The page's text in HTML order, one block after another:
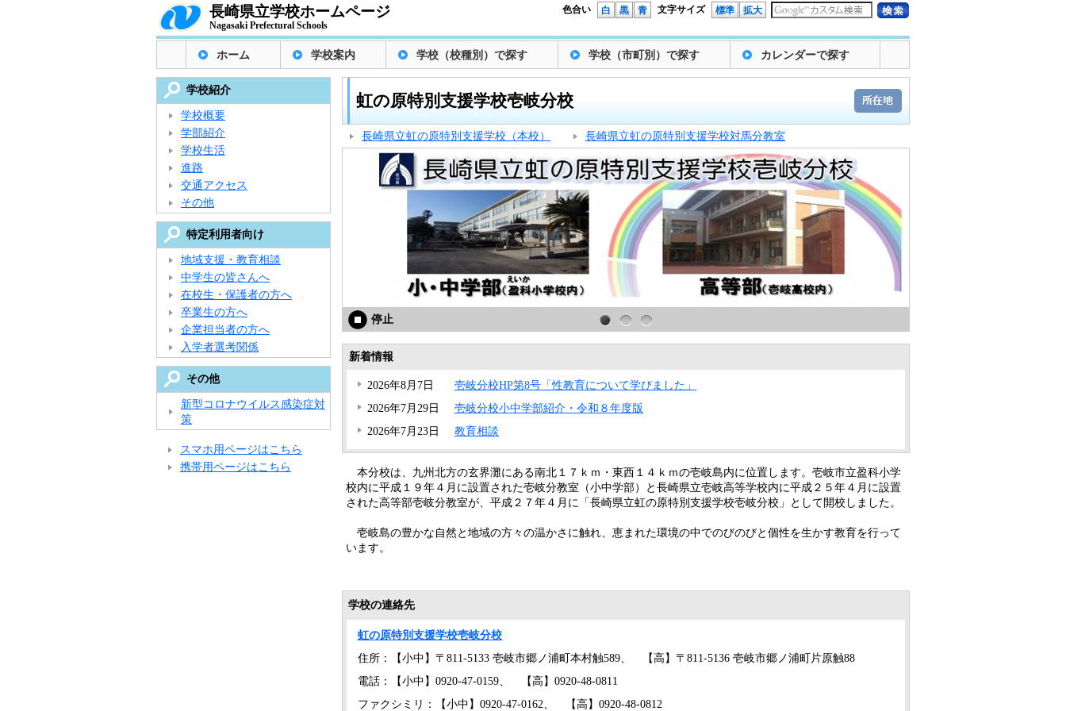
長崎県立学校ホームページ
Nagasaki Prefectural Schools
文字サイズ 標準 拡大
色合い 白 黒 青
ホーム 学校案内 学校（校種別）で探す 学校（市町別）で探す カレンダーで探す
虹の原特別支援学校壱岐分校
長崎県立虹の原特別支援学校（本校） 長崎県立虹の原特別支援学校対馬分教室
停止
新着情報
2026年8月7日
壱岐分校HP第8号「性教育について学びました」
2026年7月29日
壱岐分校小中学部紹介・令和８年度版
2026年7月23日
教育相談
本分校は、九州北方の玄界灘にある南北１７ｋｍ・東西１４ｋｍの壱岐島内に位置します。壱岐市立盈科小学
校内に平成１９年４月に設置された壱岐分教室（小中学部）と長崎県立壱岐高等学校内に平成２５年４月に設置
された高等部壱岐分教室が、平成２７年４月に「長崎県立虹の原特別支援学校壱岐分校」として開校しました。
壱岐島の豊かな自然と地域の方々の温かさに触れ、恵まれた環境の中でのびのびと個性を生かす教育を行って
います。
学校の連絡先
虹の原特別支援学校壱岐分校
住所：【小中】〒811-5133 壱岐市郷ノ浦町本村触589、 【高】〒811-5136 壱岐市郷ノ浦町片原触88
電話：【小中】0920-47-0159、 【高】0920-48-0811
ファクシミリ：【小中】0920-47-0162、 【高】0920-48-0812
学校紹介
学校概要
学部紹介
学校生活
進路
交通アクセス
その他
特定利用者向け
地域支援・教育相談
中学生の皆さんへ
在校生・保護者の方へ
卒業生の方へ
企業担当者の方へ
入学者選考関係
その他
新型コロナウイルス感染症対
策
スマホ用ページはこちら
携帯用ページはこちら